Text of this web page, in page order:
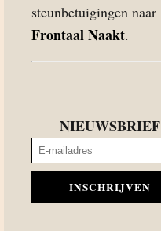
steunbetuigingen naar
Frontaal Naakt.
NIEUWSBRIEF
INSCHRIJVEN